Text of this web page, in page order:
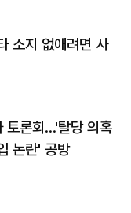
소지 없애려면 사
토론회…'탈당 의혹
논란' 공방